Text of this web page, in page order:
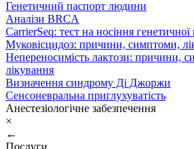
Генетичний паспорт людини
Аналізи BRCA
CarrierSeq: тест на носіння генетичної
Муковісцидоз: причини, симптоми,
Непереносимість лактози: причини,
лікування
Визначення синдрому Ді Джоржи
Сенсоневральна приглухуватість
Анестезіологічне забезпечення
×
←
Послуги